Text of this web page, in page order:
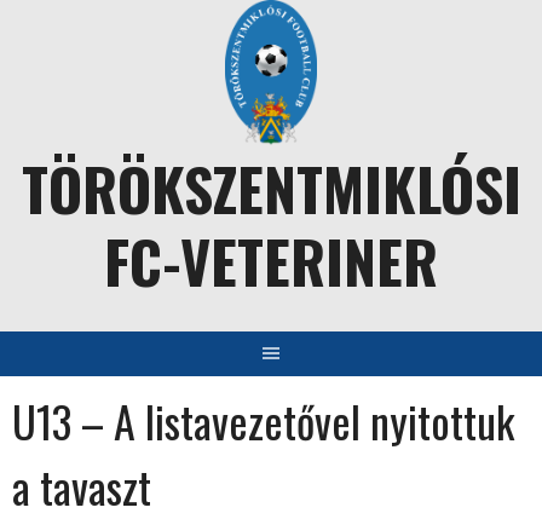
TÖRÖKSZENTMIKLÓSI
FC-VETERINER
U13 – A listavezetővel nyitottuk
a tavaszt